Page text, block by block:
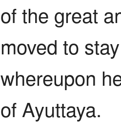
of the great
moved to
whereupon
of Ayuttaya.